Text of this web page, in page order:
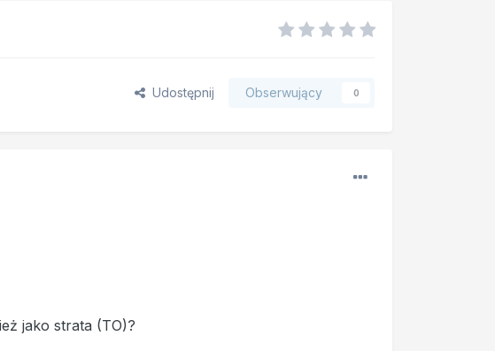
Udostępnij Obserwujący 0
jako strata (TO)?